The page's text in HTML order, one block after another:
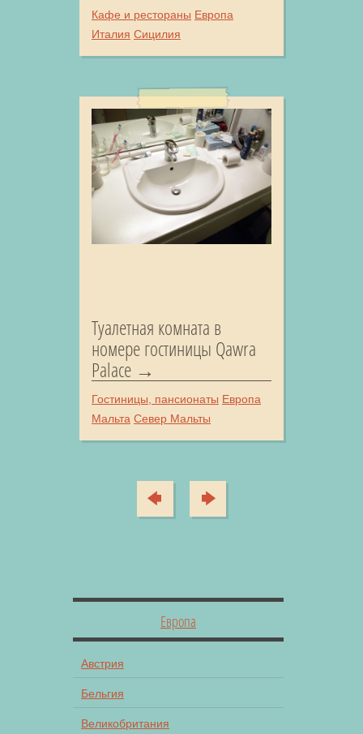
Кафе и рестораны Европа
Италия Сицилия
Туалетная комната в
номере гостиницы Qawra
Palace
Гостиницы, пансионаты Европа
Мальта Север Мальты
Европа
Австрия
Бельгия
Великобритания